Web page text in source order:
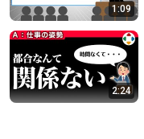
1:09
2:24